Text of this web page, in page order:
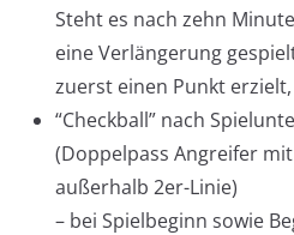
Steht es nach zehn
eine Verlängerung
zuerst einen Punkt
“Checkball” nach
(Doppelpass Angreifer
außerhalb 2er-Linie)
– bei Spielbeginn sowie